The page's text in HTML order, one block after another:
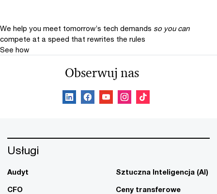
We help you meet tomorrow’s tech demands so you can
compete at a speed that rewrites the rules
See how
Obserwuj nas
Usługi
Audyt
CFO
Sztuczna Inteligencja (AI)
Ceny transferowe